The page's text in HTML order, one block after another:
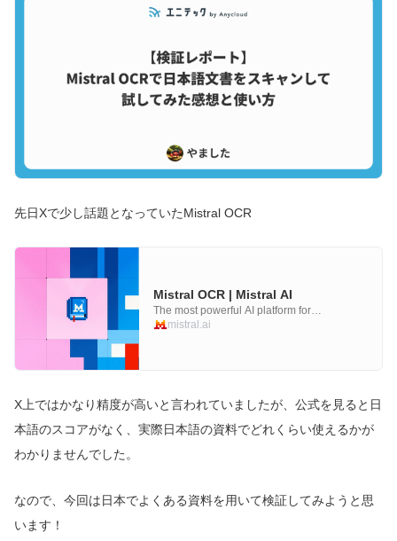
先日Xで少し話題となっていたMistral OCR
Mistral OCR | Mistral AI
The most powerful AI platform for
enterprises. Customize, fine-tune, and
mistral.ai
X上ではかなり精度が高いと言われていましたが、公式を見ると日
本語のスコアがなく、実際日本語の資料でどれくらい使えるかが
わかりませんでした。
なので、今回は日本でよくある資料を用いて検証してみようと思
います！